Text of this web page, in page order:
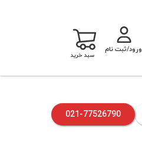
ورود/ثبت نام
سبد خرید
021-77526790